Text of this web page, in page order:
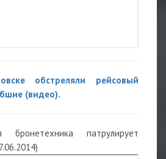
обстреляли рейсовый
(видео).
бронетехника патрулирует